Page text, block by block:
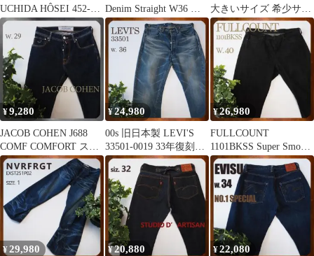
UCHIDA HÔSEI 452-
STANDARD W36
Denim Straight W36 大
戦
大きいサイズ 希少サイ
ズ38
¥9,280
JACOB COHEN J688
COMF COMFORT スト
レッチ有 W29
¥24,980
00s 旧日本製 LEVI'S
33501-0019 33年復刻モ
デル W36
¥26,980
FULLCOUNT
1101BKSS Super Smooth
大きいサイズ40
¥29,980 ¥20,880 ¥22,080